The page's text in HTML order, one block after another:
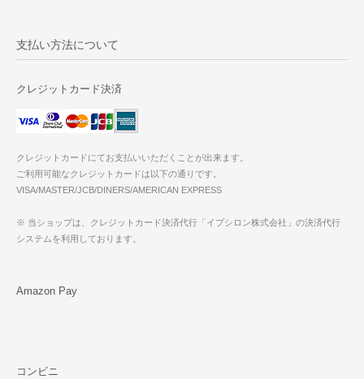
支払い方法について
クレジットカード決済
クレジットカードにてお支払いいただくことが出来ます。
ご利用可能なクレジットカードは以下の通りです。
VISA/MASTER/JCB/DINERS/AMERICAN EXPRESS
※ 当ショップは、クレジットカード決済代行「イプシロン株式会社」の決済代行
システムを利用しております。
Amazon Pay
コンビニ